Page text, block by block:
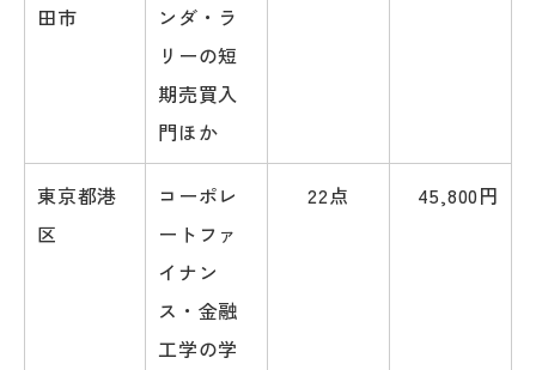
田市
ンダ・ラ
リーの短
期売買入
門ほか
東京都港
区
コーポレ
ートファ
イナン
ス・金融
工学の学
22点 45,800円